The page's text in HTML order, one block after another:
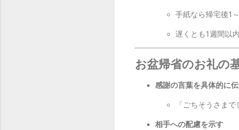
手紙なら帰宅後1
遅くとも1週間以
お盆帰省のお礼の
感謝の言葉を具体的に
「ごちそうさま
相手への配慮を示す